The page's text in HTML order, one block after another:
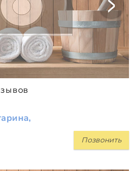
Позвонить